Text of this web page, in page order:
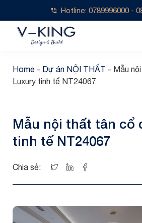
Hotline: 0789996000 -
Home - Dự án NỘI THẤT - Mẫu
Luxury tinh tế NT24067
Mẫu nội thất tân cổ
tinh tế NT24067
Chia sẻ: